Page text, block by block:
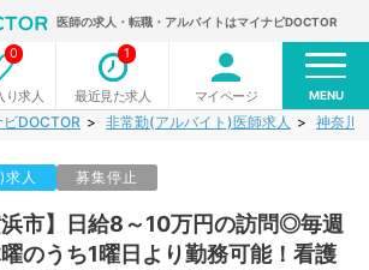
医師の求人・転職・アルバイトはマイナビDOCTOR
り求人
0
最近見た求人
1
マイページ MENU
DOCTOR 非常勤(アルバイト)医師求人 神奈川
人 募集停止
浜市】日給8～10万円の訪問◎毎週
のうち1曜日より勤務可能！看護